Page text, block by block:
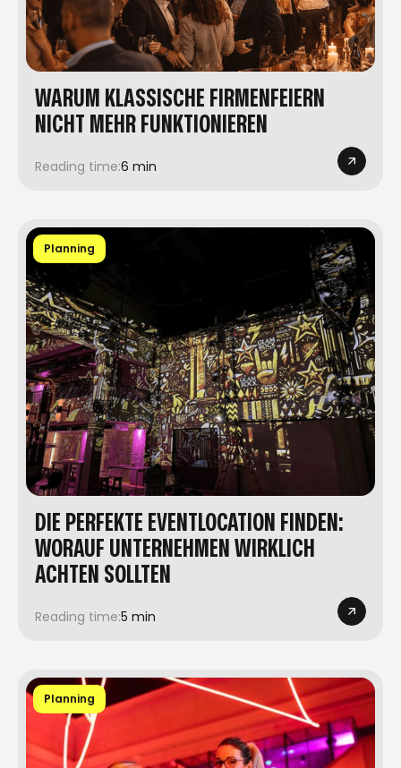
WARUM KLASSISCHE FIRMENFEIERN
NICHT MEHR FUNKTIONIEREN
Reading time:6 min
Planning
DIE PERFEKTE EVENTLOCATION FINDEN:
WORAUF UNTERNEHMEN WIRKLICH
ACHTEN SOLLTEN
Reading time:5 min
Planning